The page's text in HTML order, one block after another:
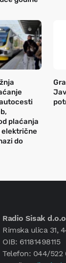
plaćanja
do
Radio Sisak d.o.o
Rimska ulica 31,
OIB: 61181498115
Telefon: 044/522